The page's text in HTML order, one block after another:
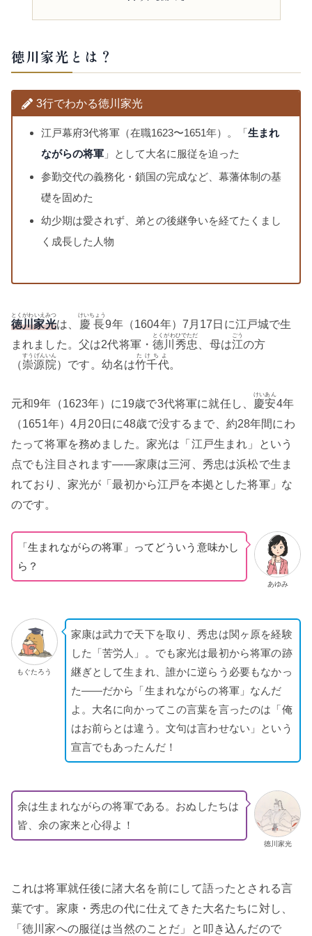
徳川家光とは？
3行でわかる徳川家光
江戸幕府3代将軍（在職1623〜1651年）。「生まれ
ながらの将軍 」として大名に服従を迫った
参勤交代の義務化・鎖国の完成など、幕藩体制の基
礎を固めた
幼少期は愛されず、弟との後継争いを経てたくまし
く成長した人物
徳川家光
とくがわいえみつ
は、 慶長
けいちょう
9年（1604年）7月17日に江戸城で生
まれました。父は2代将軍・徳川秀忠
とくがわひでただ
、母は江
ごう
の方
（崇源院
すうげんいん
）です。幼名は竹千代
たけちよ
。
元和9年（1623年）に19歳で3代将軍に就任し、 慶安
けいあん
4年
（1651年）4月20日に48歳で没するまで、約28年間にわ
たって将軍を務めました。家光は「江戸生まれ」という
点でも注目されます——家康は三河、秀忠は浜松で生ま
れており、家光が「最初から江戸を本拠とした将軍」な
のです。
あゆみ
「生まれながらの将軍」ってどういう意味かし
ら？
もぐたろう
家康は武力で天下を取り、秀忠は関ヶ原を経験
した「苦労人」。でも家光は最初から将軍の跡
継ぎとして生まれ、誰かに逆らう必要もなかっ
た——だから「生まれながらの将軍」なんだ
よ。大名に向かってこの言葉を言ったのは「俺
はお前らとは違う。文句は言わせない」という
宣言でもあったんだ！
徳川家光
余は生まれながらの将軍である。おぬしたちは
皆、余の家来と心得よ！
これは将軍就任後に諸大名を前にして語ったとされる言
葉です。家康・秀忠の代に仕えてきた大名たちに対し、
「徳川家への服従は当然のことだ」と叩き込んだので